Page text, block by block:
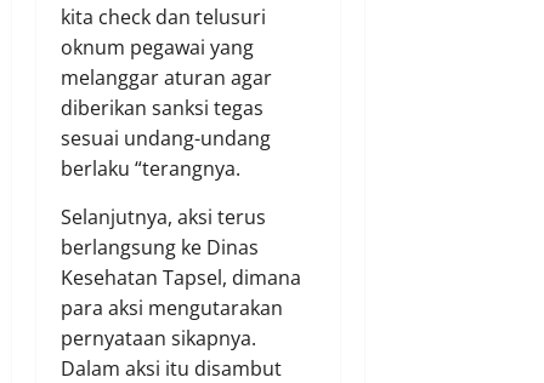
kita check dan telusuri
oknum pegawai yang
melanggar aturan agar
diberikan sanksi tegas
sesuai undang-undang
berlaku “terangnya.
Selanjutnya, aksi terus
berlangsung ke Dinas
Kesehatan Tapsel, dimana
para aksi mengutarakan
pernyataan sikapnya.
Dalam aksi itu disambut